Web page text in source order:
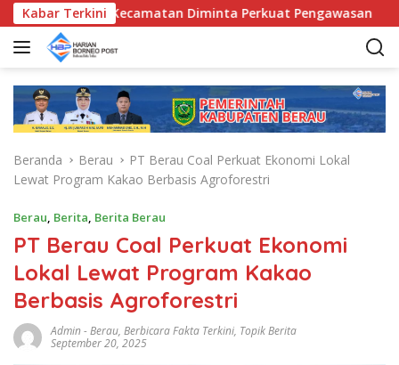
a
Kabar Terkini
Bunda Kecamatan Diminta Perkuat Pengawasan
Beranda Berau
PT Berau Coal Perkuat Ekonomi Lokal
Lewat Program Kakao Berbasis Agroforestri
Berau, Berita, Berita Berau
PT Berau Coal Perkuat Ekonomi
Lokal Lewat Program Kakao
Berbasis Agroforestri
Admin-Berau, Berbicara Fakta Terkini, Topik Berita
September 20, 2025